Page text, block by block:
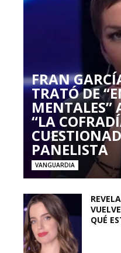
FRAN
TRATÓ DE
MENTALES”
“LA
PANELISTA
VANGUARDIA
QUÉ